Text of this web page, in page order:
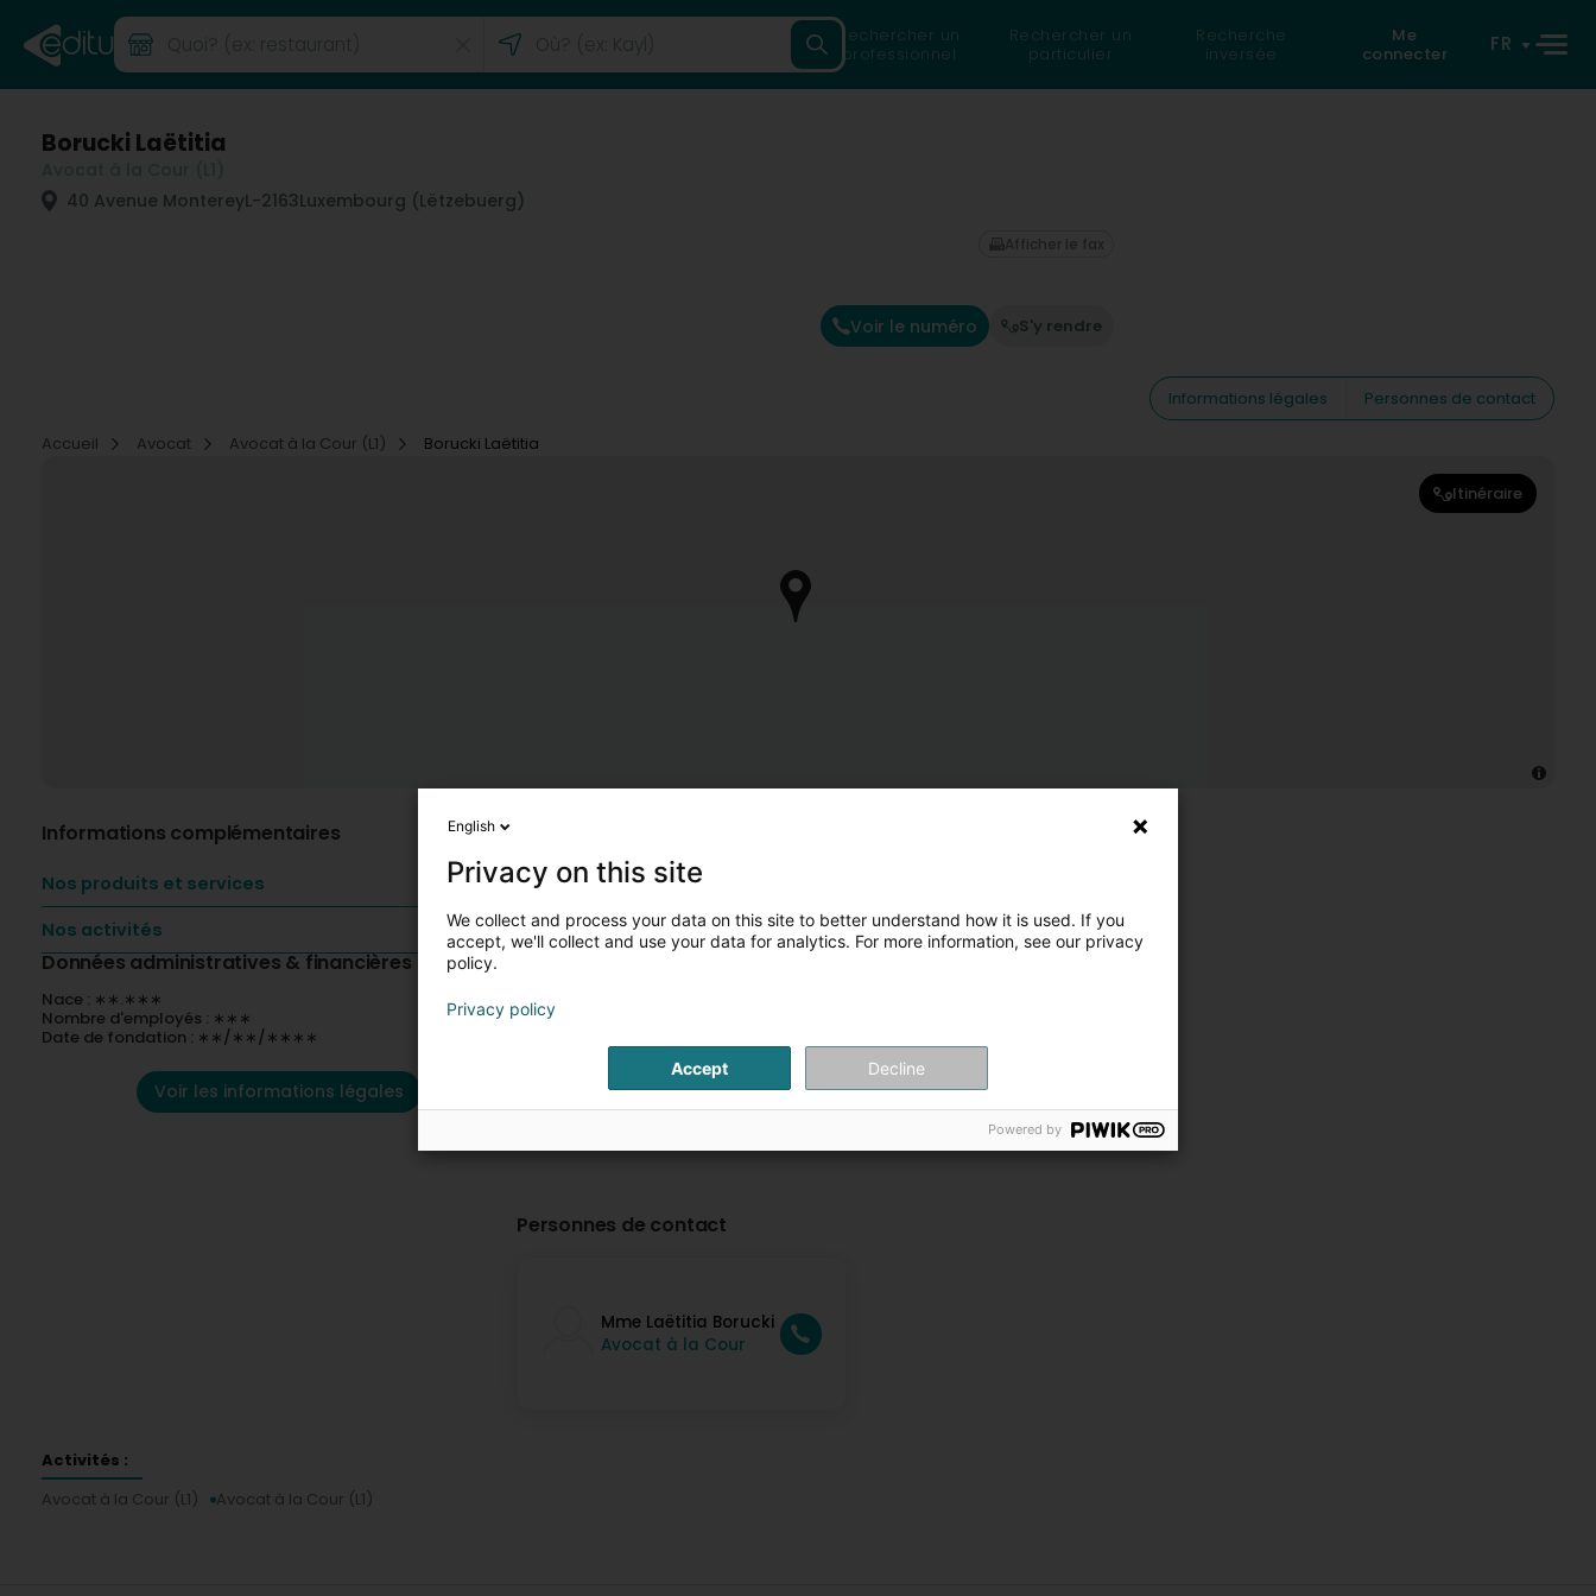
Rechercher un
professionnel
Rechercher un
particulier
Recherche
inversée
Me
connecter
FR
Borucki Laëtitia
40 Avenue MontereyL-2163Luxembourg (Lëtzebuerg)
Voir le numéro S'y rendre
Afficher le fax
Informations légales
Personnes de contact
Accueil
Avocat Avocat à la Cour (L1) Borucki Laëtitia
Itinéraire
Informations complémentaires
Nos produits et services
Nos activités
Données administratives & financières
Nace : ∗∗.∗∗∗
Nombre d'employés : ∗∗∗
Date de fondation : ∗∗/∗∗/∗∗∗∗
Voir les informations légales
Personnes de contact
Mme Laëtitia Borucki
Avocat à la Cour
Activités :
Avocat à la Cour (L1)
Avocat à la Cour (L1)
English
Privacy on this site
We collect and process your data on this site to better understand how it is used. If you
accept, we'll collect and use your data for analytics. For more information, see our privacy
policy.
Privacy policy
Accept Decline
Powered by